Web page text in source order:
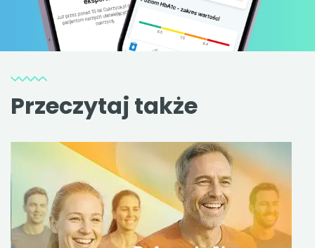
Przeczytaj także